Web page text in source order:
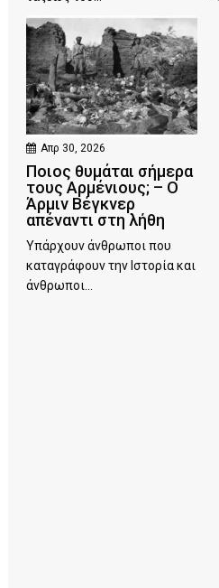
Απρ 30, 2026
Ποιος θυμάται σήμερα
τους Αρμένιους; – Ο
Άρμιν Βέγκνερ
απέναντι στη λήθη
Υπάρχουν άνθρωποι που
καταγράφουν την Ιστορία και
άνθρωποι...